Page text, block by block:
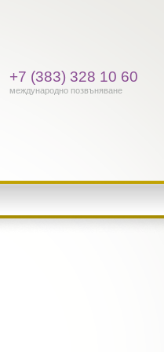
+7 (383) 328 10 60
международно позвъняване